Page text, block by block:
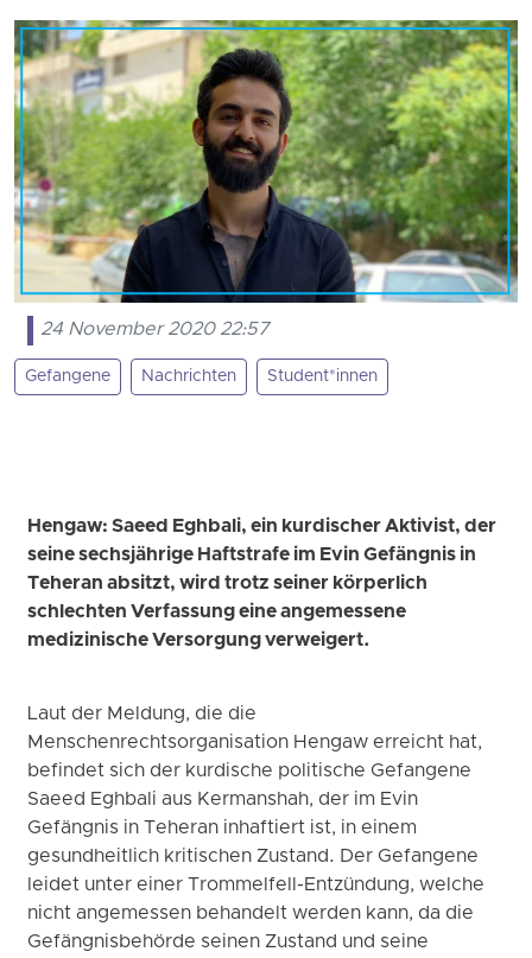
24 November 2020 22:57
Gefangene Nachrichten Student*innen
Hengaw: Saeed Eghbali, ein kurdischer Aktivist, der
seine sechsjährige Haftstrafe im Evin Gefängnis in
Teheran absitzt, wird trotz seiner körperlich
schlechten Verfassung eine angemessene
medizinische Versorgung verweigert.
Laut der Meldung, die die
Menschenrechtsorganisation Hengaw erreicht hat,
befindet sich der kurdische politische Gefangene
Saeed Eghbali aus Kermanshah, der im Evin
Gefängnis in Teheran inhaftiert ist, in einem
gesundheitlich kritischen Zustand. Der Gefangene
leidet unter einer Trommelfell-Entzündung, welche
nicht angemessen behandelt werden kann, da die
Gefängnisbehörde seinen Zustand und seine